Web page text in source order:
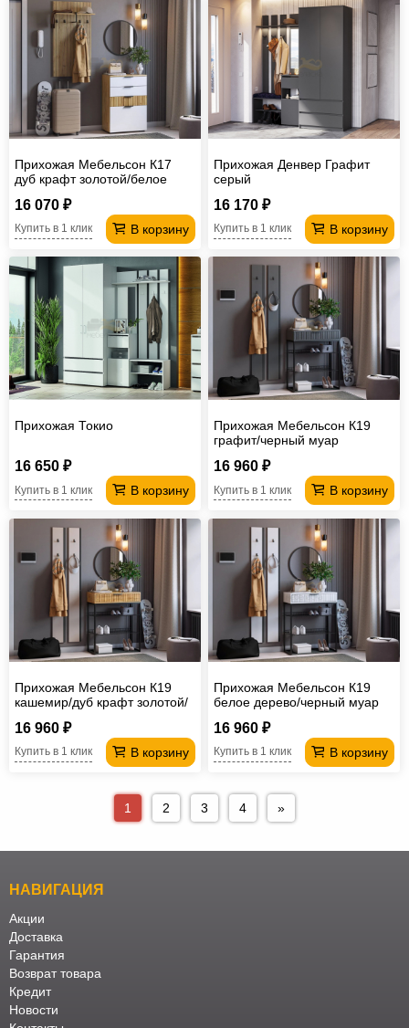
Прихожая Мебельсон К17
дуб крафт золотой/белое
16 070 ₽
В корзину
Купить в 1 клик
Прихожая Денвер Графит
серый
16 170 ₽
В корзину
Купить в 1 клик
Прихожая Токио
16 650 ₽
В корзину
Купить в 1 клик
Прихожая Мебельсон К19
графит/черный муар
16 960 ₽
В корзину
Купить в 1 клик
Прихожая Мебельсон К19
кашемир/дуб крафт золотой/
16 960 ₽
В корзину
Купить в 1 клик
Прихожая Мебельсон К19
белое дерево/черный муар
16 960 ₽
В корзину
Купить в 1 клик
1 2 3 4 »
НАВИГАЦИЯ
Акции
Доставка
Гарантия
Возврат товара
Кредит
Новости